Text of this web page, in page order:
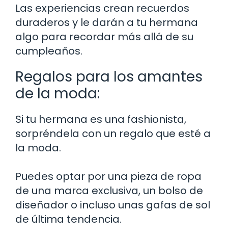
Las experiencias crean recuerdos
duraderos y le darán a tu hermana
algo para recordar más allá de su
cumpleaños.
Regalos para los amantes
de la moda:
Si tu hermana es una fashionista,
sorpréndela con un regalo que esté a
la moda.
Puedes optar por una pieza de ropa
de una marca exclusiva, un bolso de
diseñador o incluso unas gafas de sol
de última tendencia.